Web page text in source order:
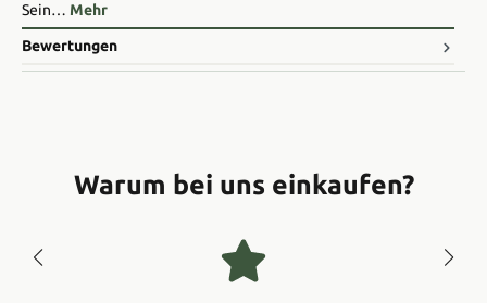
Sein… Mehr
Bewertungen
Warum bei uns einkaufen?